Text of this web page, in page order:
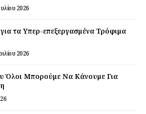
2026
τα Υπερ-επεξεργασμένα Τρόφιμα
2026
Όλοι Μπορούμε Να Κάνουμε Για